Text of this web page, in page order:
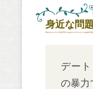
身近な問
デー
の暴力